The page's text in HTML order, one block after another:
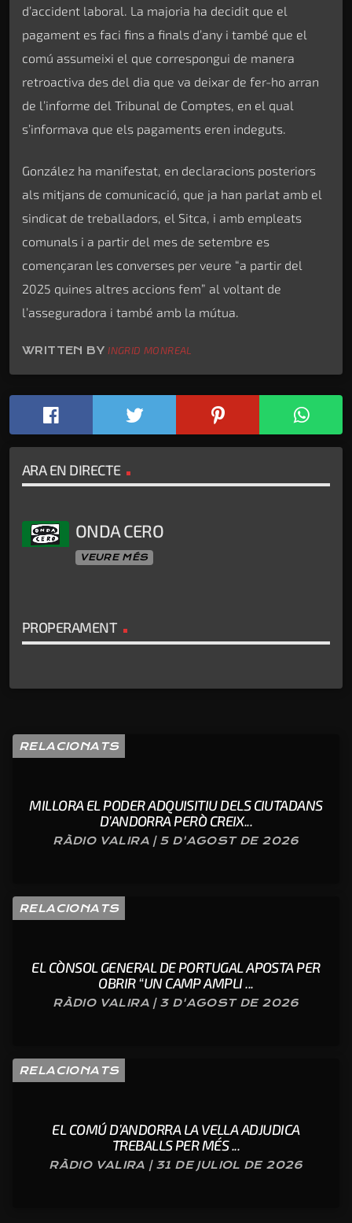
d’accident laboral. La majoria ha decidit que el
pagament es faci fins a finals d’any i també que el
comú assumeixi el que correspongui de manera
retroactiva des del dia que va deixar de fer-ho arran
de l’informe del Tribunal de Comptes, en el qual
s’informava que els pagaments eren indeguts.
González ha manifestat, en declaracions posteriors
als mitjans de comunicació, que ja han parlat amb el
sindicat de treballadors, el Sitca, i amb empleats
comunals i a partir del mes de setembre es
començaran les converses per veure “a partir del
2025 quines altres accions fem” al voltant de
l’asseguradora i també amb la mútua.
WRITTEN BYINGRID MONREAL
ARA EN DIRECTE
ONDA CERO
VEURE MÉS
PROPERAMENT
RELACIONATS
MILLORA EL PODER ADQUISITIU DELS CIUTADANS
D’ANDORRA PERÒ CREIX...
RÀDIO VALIRA | 5 D'AGOST DE 2026
RELACIONATS
EL CÒNSOL GENERAL DE PORTUGAL APOSTA PER
OBRIR “UN CAMP AMPLI ...
RÀDIO VALIRA | 3 D'AGOST DE 2026
RELACIONATS
EL COMÚ D’ANDORRA LA VELLA ADJUDICA
TREBALLS PER MÉS ...
RÀDIO VALIRA | 31 DE JULIOL DE 2026